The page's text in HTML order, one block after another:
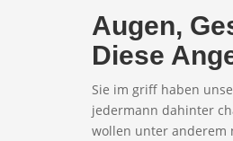
Augen,
Diese
Sie im griff haben
jedermann dahinter
wollen unter anderem